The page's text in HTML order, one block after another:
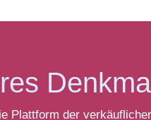
Plattform der